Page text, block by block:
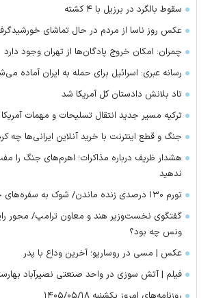
سقوط بالگرد در برزیل با ۴ کشته
عکس روز ناسا از مردم در حال تماشای
چمران: امکان خروج پادگان‌ها از تهران وجود دارد
رسانه عبری: اسرائیل برای حمله به ایران آماده
تاد بلانش دادستان کل آمریکا شد
ترکیه مسیر جدید انتقال تسلیحات و مهمات آمریکا
جنگ و قطع اینترنت با خرید آنلاین ایرانی‌ها چه
هشدار ظریف درباره مذاکرات؛ اهرم‌های جنگ را
ندهید
تورم ۱۳۰ درصدی زنده ماندن/ شوک به سفره‌های خالی کارگران
گفتگوی نخست‌وزیر هند و معاون ترامپ/ محور
ونس چه بود؟
عکس | مسی در روساریو؛ آخرین وداع با پدر
فیلم | آتش سوزی در واحد صنعتی نصیرآباد